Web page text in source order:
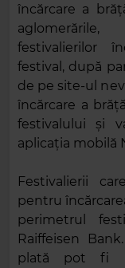
încărcare a
festivalierilor
festival, după
de pe site-ul
încărcare a
festivalului și
aplicația mobilă
Festivalierii
pentru
perimetrul
Raiffeisen
plată pot fi